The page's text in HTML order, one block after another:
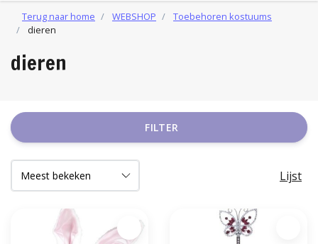
Terug naar home WEBSHOP
Toebehoren kostuums
dieren
dieren
FILTER
Lijst